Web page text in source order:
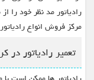
رادیاتور مد نظر خود را
مرکز فروش انواع
تعمیر رادیاتور در